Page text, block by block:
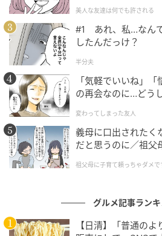
美人な友達は何でも許される
#1 あれ、私…なん
したんだっけ？
半分夫
「気軽でいいね」
の再会なのに…どう
日には】
変わってしまった友人
義母に口出されたく
だと思うのに／祖父
んが】
祖父母に子育て頼っちゃダメで
グルメ記事ラン
【日清】「普通の